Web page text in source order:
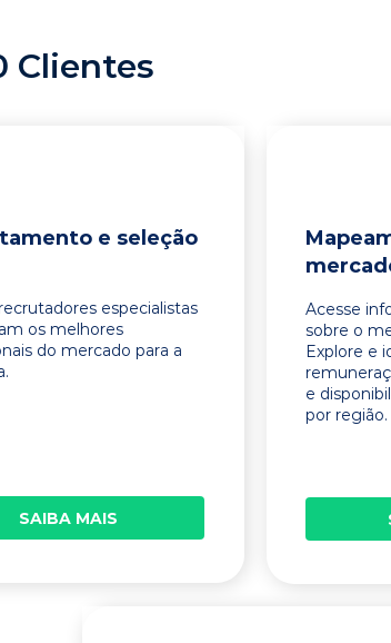
Clientes
e seleção
especialistas
os melhores
do mercado para a
SAIBA MAIS
Acesse
sobre o
Explore e
e
por região.